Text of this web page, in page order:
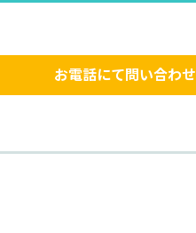
お電話にて問い合わせ